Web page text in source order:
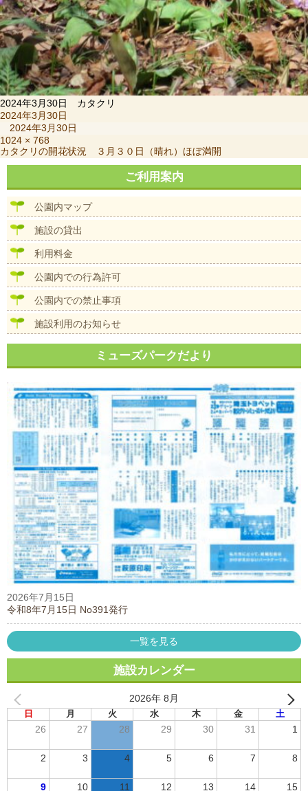
2024年3月30日 カタクリ
投
日:
2024年3月30日
2024年3月30日
フ
ル
サ
ズ
1024 × 768
投
稿
ビ
カタクリの開花状況 ３月３０日（晴れ）ほぼ満開
ご利用案内
公園内マップ
施設の貸出
利用料金
公園内での行為許可
公園内での禁止事項
施設利用のお知らせ
ミューズパークだより
2026年7月15日
令和8年7月15日 No391発行
一覧を見る
施設カレンダー
2026年 8月
日 月 火 水 木 金 土
26 27 28 29 30 31 1
2 3 4 5 6 7 8
9 10 11 12 13 14 15